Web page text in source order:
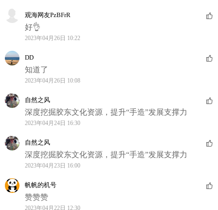
观海网友PzBFrR
好👌
2023年04月26日 10:22
DD
知道了
2023年04月26日 10:08
自然之风
深度挖掘胶东文化资源，提升“手造”发展支撑力
2023年04月24日 16:30
自然之风
深度挖掘胶东文化资源，提升“手造”发展支撑力
2023年04月23日 16:00
帆帆的机号
赞赞赞
2023年04月22日 12:30